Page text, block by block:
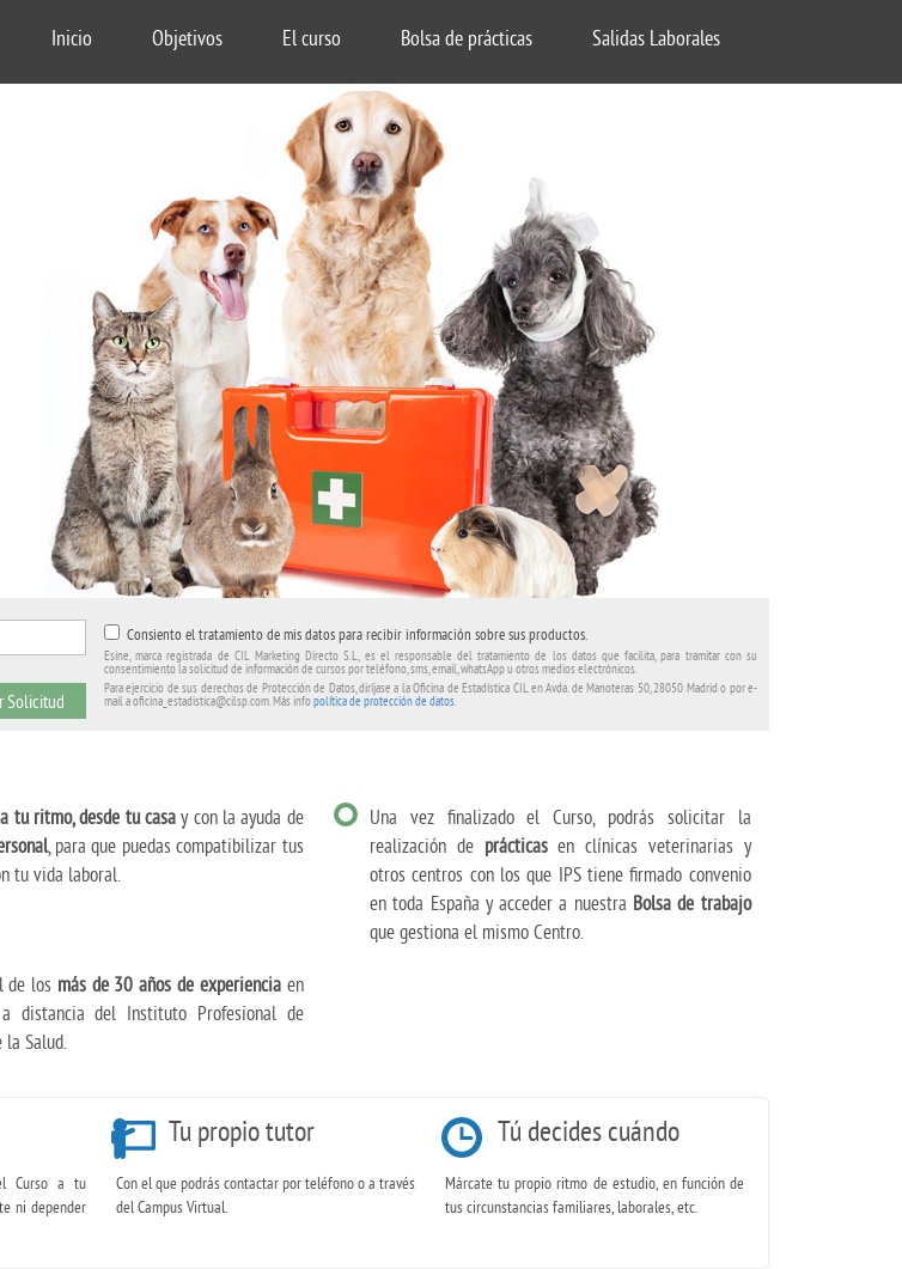
Inicio Objetivos El curso Bolsa de prácticas Salidas Laborales
Solicitud
Consiento el tratamiento de mis datos para recibir información sobre sus productos.
Esine, marca registrada de CIL Marketing Directo S.L, es el responsable del tratamiento de los datos que facilita, para tramitar con su
consentimiento la solicitud de información de cursos por teléfono, sms, email, whatsApp u otros medios electrónicos.
Para ejercicio de sus derechos de Protección de Datos, diríjase a la Oficina de Estadística CIL en Avda. de Manoteras 50, 28050 Madrid o por e-
mail a oficina_estadistica@cilsp.com. Más infopolítica de protección de datos.
a tu ritmo, desde tu casay con la ayuda de
, para que puedas compatibilizar tus
tu vida laboral.
Una vez finalizado el Curso, podrás solicitar la
realización de prácticasen clínicas veterinarias y
otros centros con los que IPS tiene firmado convenio
en toda España y acceder a nuestra Bolsa de trabajo
que gestiona el mismo Centro.
de los más de 30 años de experienciaen
distancia del Instituto Profesional de
la Salud.
Curso a tu
ni depender
Tu propio tutor
Con el que podrás contactar por teléfono o a través
del Campus Virtual.
Tú decides cuándo
Márcate tu propio ritmo de estudio, en función de
tus circunstancias familiares, laborales, etc.